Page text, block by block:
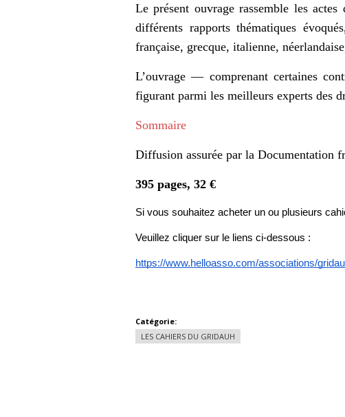
Le présent ouvrage rassemble les
différents rapports thématiques
française, grecque, italienne,
L’ouvrage — comprenant certaines
figurant parmi les meilleurs experts des
Sommaire
Diffusion assurée par la Documentation
395 pages, 32 €
Si vous souhaitez acheter un ou plusieurs
Veuillez cliquer sur le liens ci-dessous :
https://www.helloasso.com/associations/
Catégorie:
LES CAHIERS DU GRIDAUH